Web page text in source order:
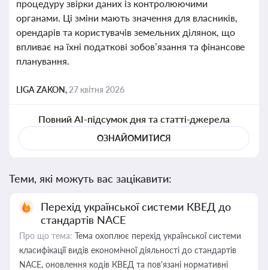
процедуру звірки даних із контролюючими
органами. Ці зміни мають значення для власників,
орендарів та користувачів земельних ділянок, що
впливає на їхні податкові зобов’язання та фінансове
планування.
LIGA ZAKON, 27 квітня 2026
Повний AI-підсумок дня та статті-джерела
ОЗНАЙОМИТИСЯ
Теми, які можуть вас зацікавити:
Перехід української системи КВЕД до
стандартів NACE
Про що тема: Тема охоплює перехід української системи
класифікації видів економічної діяльності до стандартів
NACE, оновлення кодів КВЕД та пов'язані нормативні